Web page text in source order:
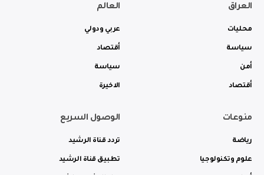
العراق
محليات
سياسة
أمن
أقتصاد
العالم
عربي ودولي
أقتصاد
سياسة
الاخيرة
منوعات
رياضة
علوم وتكنولوجيا
الوصول السريع
تردد قناة الرشيد
تطبيق قناة الرشيد